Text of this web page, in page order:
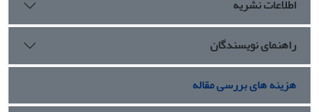
اطلاعات نشریه
راهنمای نویسندگان
هزینه های بررسی مقاله